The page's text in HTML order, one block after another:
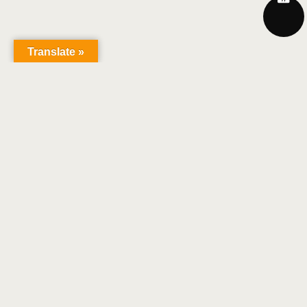
Translate »